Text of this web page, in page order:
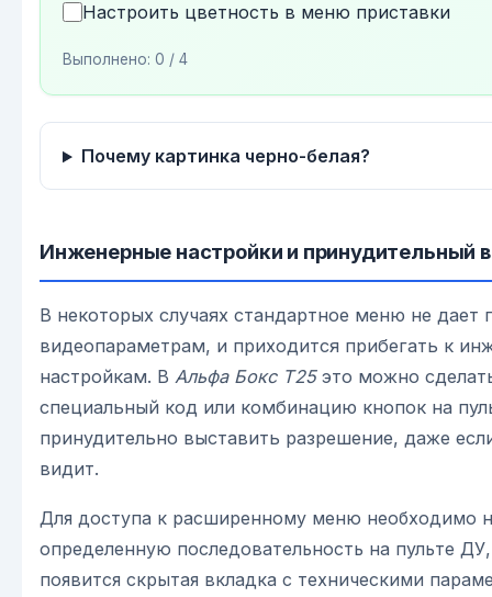
Настроить цветность в меню приставки
Выполнено: 0 / 4
Почему картинка черно-белая?
Инженерные настройки и принудительный
В некоторых случаях стандартное меню не дает
видеопараметрам, и приходится прибегать к
настройкам. В Альфа Бокс Т25это можно
специальный код или комбинацию кнопок на
принудительно выставить разрешение, даже
видит.
Для доступа к расширенному меню необходимо
определенную последовательность на пульте
появится скрытая вкладка с техническими